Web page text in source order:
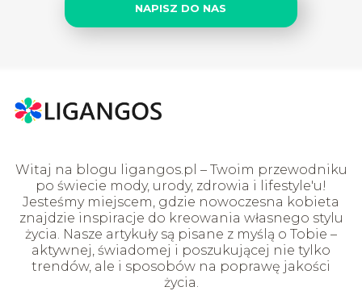
NAPISZ DO NAS
Witaj na blogu ligangos.pl – Twoim przewodniku
po świecie mody, urody, zdrowia i lifestyle'u!
Jesteśmy miejscem, gdzie nowoczesna kobieta
znajdzie inspiracje do kreowania własnego stylu
życia. Nasze artykuły są pisane z myślą o Tobie –
aktywnej, świadomej i poszukującej nie tylko
trendów, ale i sposobów na poprawę jakości
życia.